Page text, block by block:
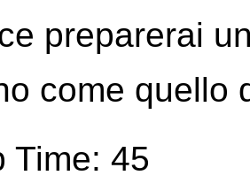
preparerai
come quello
Time: 45